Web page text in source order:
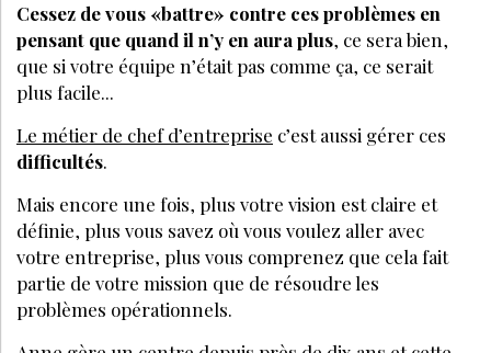
Cessez de vous «battre» contre ces problèmes en
pensant que quand il n’y en aura plus, ce sera bien,
que si votre équipe n’était pas comme ça, ce serait
plus facile...
Le métier de chef d’entreprise c’est aussi gérer ces
difficultés.
Mais encore une fois, plus votre vision est claire et
définie, plus vous savez où vous voulez aller avec
votre entreprise, plus vous comprenez que cela fait
partie de votre mission que de résoudre les
problèmes opérationnels.